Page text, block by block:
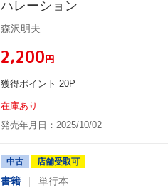
ハレーション
森沢明夫
¥2,200円
獲得ポイント 20P
在庫あり
発売年月日：2025/10/02
中古 店舗受取可
書籍 単行本